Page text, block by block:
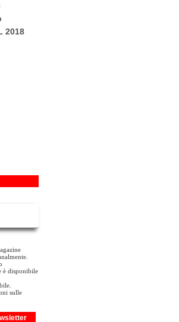
2018
è disponibile
sulle